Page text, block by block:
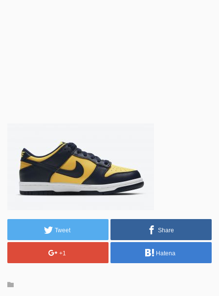
Tweet Share
+1 Hatena